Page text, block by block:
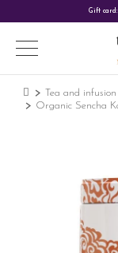
Gift
Tea and infusion
Organic Sencha